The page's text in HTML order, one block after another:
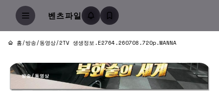
벤츠파일
홈/방송/동영상/2TV 생생정보.E2764.260708.720p.WANNA
방송/동영상